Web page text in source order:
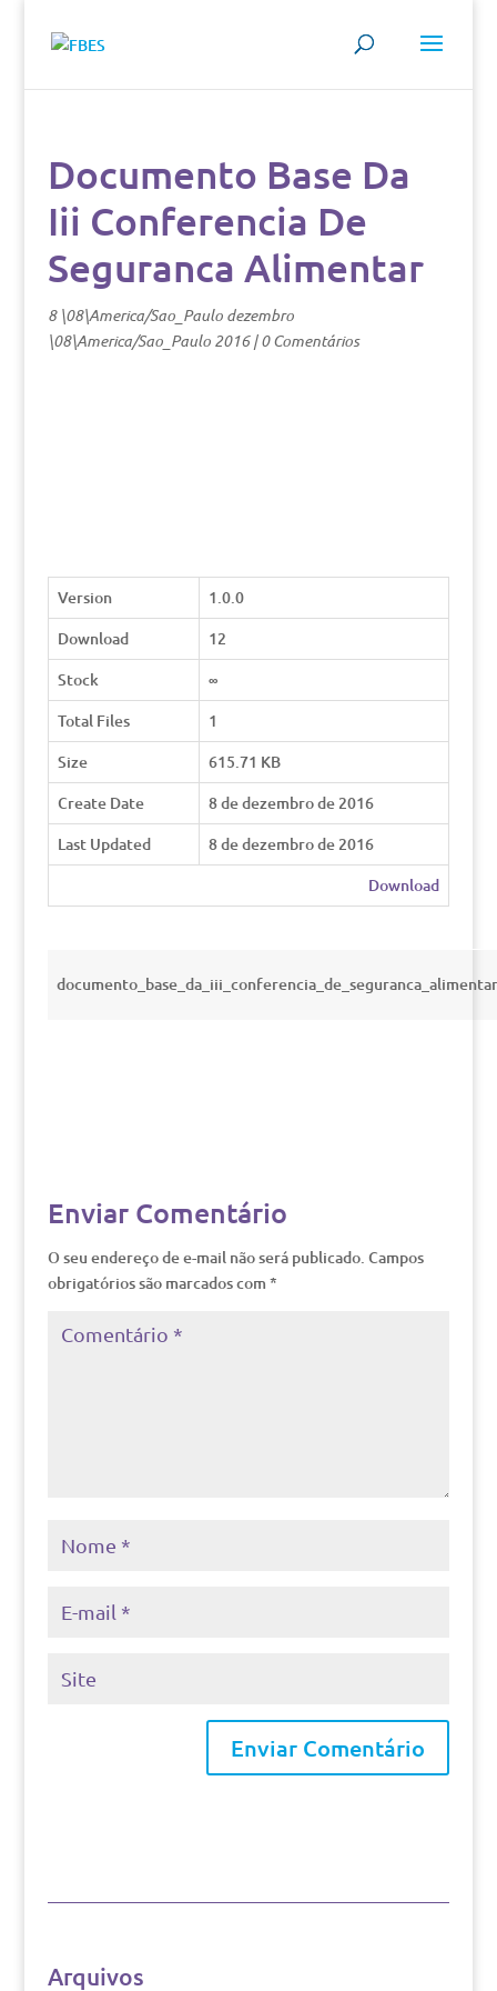
Documento Base Da
Iii Conferencia De
Seguranca Alimentar
8 \08\America/Sao_Paulo dezembro
\08\America/Sao_Paulo 2016|0 Comentários
Version
1.0.0
Download
12
Stock
∞
Total Files
1
Size
615.71 KB
Create Date
8 de dezembro de 2016
Last Updated
8 de dezembro de 2016
Download
documento_base_da_iii_conferencia_de_seguranca_alimentar
Enviar Comentário
O seu endereço de e-mail não será publicado. Campos
obrigatórios são marcados com *
Arquivos